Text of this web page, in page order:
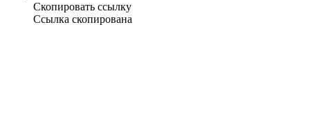
Скопировать ссылку
Ссылка скопирована